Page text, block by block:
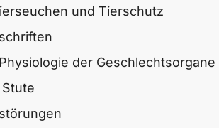
und Tierschutz
der Geschlechtsorgane